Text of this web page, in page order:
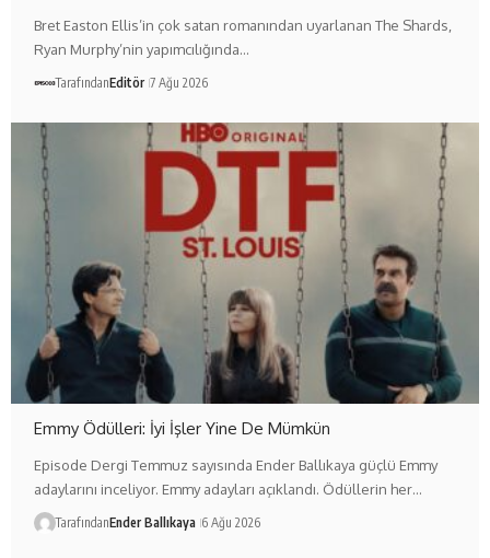
Bret Easton Ellis’in çok satan romanından uyarlanan The Shards,
Ryan Murphy’nin yapımcılığında…
TarafındanEditör 7 Ağu 2026
Emmy Ödülleri: İyi İşler Yine De Mümkün
Episode Dergi Temmuz sayısında Ender Ballıkaya güçlü Emmy
adaylarını inceliyor. Emmy adayları açıklandı. Ödüllerin her…
TarafındanEnder Ballıkaya 6 Ağu 2026